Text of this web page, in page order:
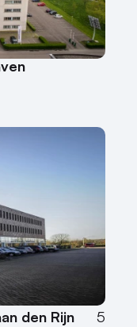
den Rijn 5